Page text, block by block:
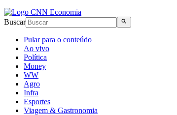
Buscar
Pular para o conteúdo
Ao vivo
Política
Money
WW
Agro
Infra
Esportes
Viagem & Gastronomia